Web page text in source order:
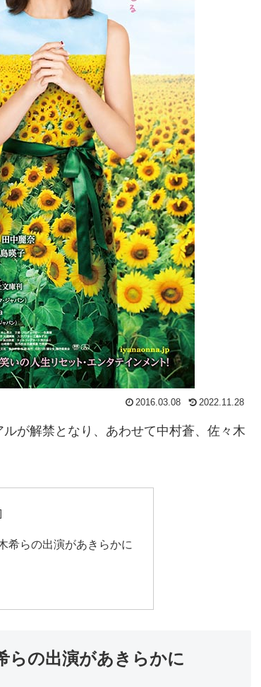
2016.03.08 2022.11.28
が解禁となり、あわせて中村蒼、佐々木
希らの出演があきらかに
らの出演があきらかに